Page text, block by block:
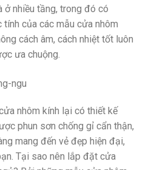
ở nhiều tầng, trong đó có
của các mẫu cửa nhôm
cách âm, cách nhiệt tốt luôn
ưa chuộng.
nhôm kính lại có thiết kế
phun sơn chống gỉ cẩn thận,
mang đến vẻ đẹp hiện đại,
Tại sao nên lắp đặt cửa